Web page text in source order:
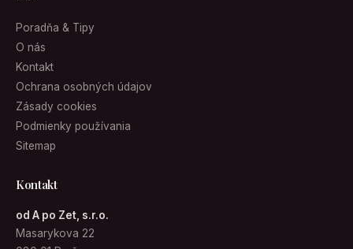
Poradňa & Tipy
O nás
Kontakt
Ochrana osobných údajov
Zásady cookies
Podmienky používania
Sitemap
Kontakt
od A po Zet, s.r.o.
Masarykova 22